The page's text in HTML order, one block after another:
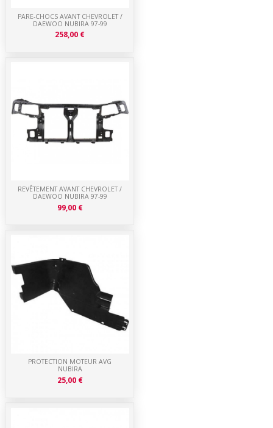
PROTECTION MOTEUR AVG
NUBIRA
25,00 €
REVÊTEMENT AVANT CHEVROLET /
DAEWOO NUBIRA 97-99
99,00 €
PARE-CHOCS AVANT CHEVROLET /
DAEWOO NUBIRA 97-99
258,00 €